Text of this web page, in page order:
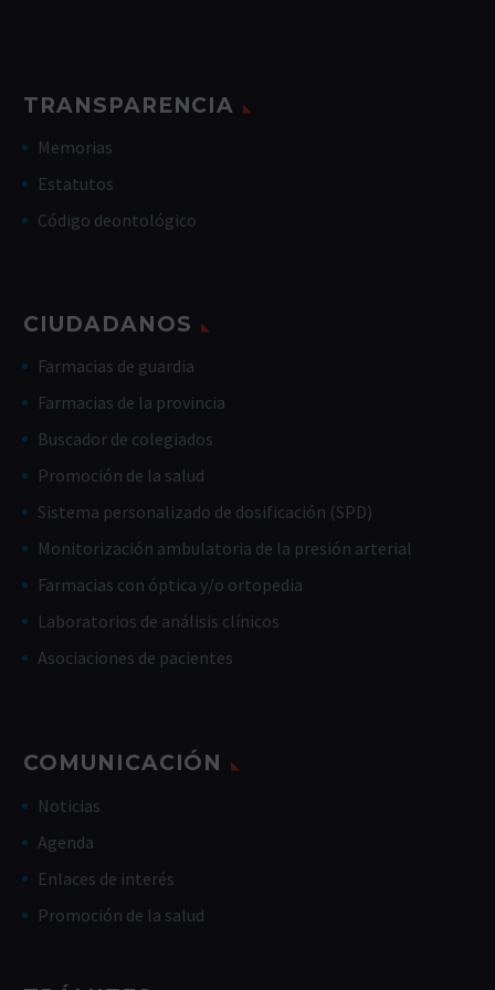
TRANSPARENCIA
Memorias
Estatutos
Código deontológico
CIUDADANOS
Farmacias de guardia
Farmacias de la provincia
Buscador de colegiados
Promoción de la salud
Sistema personalizado de dosificación (SPD)
Monitorización ambulatoria de la presión arterial
Farmacias con óptica y/o ortopedia
Laboratorios de análisis clínicos
Asociaciones de pacientes
COMUNICACIÓN
Noticias
Agenda
Enlaces de interés
Promoción de la salud